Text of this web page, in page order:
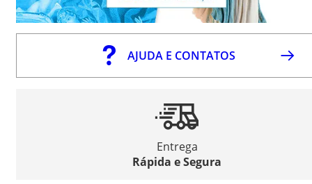
AJUDA E CONTATOS
Entrega
Rápida e Segura